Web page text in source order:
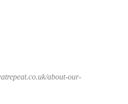
about-our-